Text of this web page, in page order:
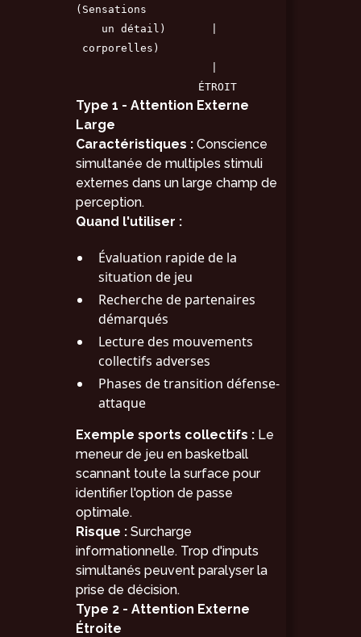
(Sensations
un détail) |
corporelles)
ÉTROIT
Type 1 - Attention Externe
Large
Caractéristiques :Conscience
simultanée de multiples stimuli
externes dans un large champ de
perception.
Quand l'utiliser :
Évaluation rapide de la
situation de jeu
Recherche de partenaires
démarqués
Lecture des mouvements
collectifs adverses
Phases de transition défense-
attaque
Exemple sports collectifs :Le
meneur de jeu en basketball
scannant toute la surface pour
identifier l'option de passe
optimale.
Risque :Surcharge
informationnelle. Trop d'inputs
simultanés peuvent paralyser la
prise de décision.
Type 2 - Attention Externe
Étroite